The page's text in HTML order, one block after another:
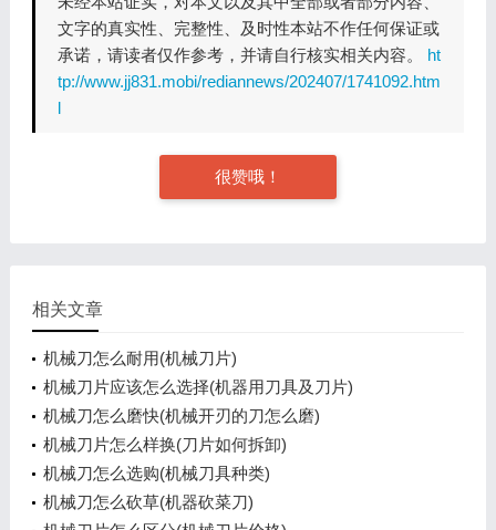
文字的真实性、完整性、及时性本站不作任何保证或
承诺，请读者仅作参考，并请自行核实相关内容。 ht
tp://www.jj831.mobi/rediannews/202407/1741092.htm
l
很赞哦！
相关文章
机械刀怎么耐用(机械刀片)
机械刀片应该怎么选择(机器用刀具及刀片)
机械刀怎么磨快(机械开刃的刀怎么磨)
机械刀片怎么样换(刀片如何拆卸)
机械刀怎么选购(机械刀具种类)
机械刀怎么砍草(机器砍菜刀)